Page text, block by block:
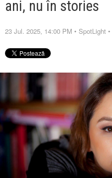
ani, nu în stories
23 Jul. 2025, 14:00 PM • SpotLight •